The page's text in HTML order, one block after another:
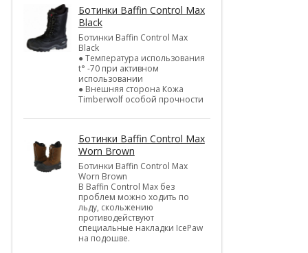
Ботинки Baffin Control Max
Black
Ботинки Baffin Control Max
Black
● Температура использования
t° -70 при активном
использовании
● Внешняя сторона Кожа
Timberwolf особой прочности
Ботинки Baffin Control Max
Worn Brown
Ботинки Baffin Control Max
Worn Brown
В Baffin Control Max без
проблем можно ходить по
льду, скольжению
противодействуют
специальные накладки IcePaw
на подошве.